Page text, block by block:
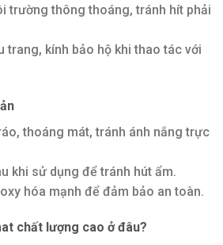
trường thông thoáng, tránh hít phải
trang, kính bảo hộ khi thao tác với
thoáng mát, tránh ánh nắng trực
khi sử dụng để tránh hút ẩm.
hóa mạnh để đảm bảo an toàn.
chất lượng cao ở đâu?